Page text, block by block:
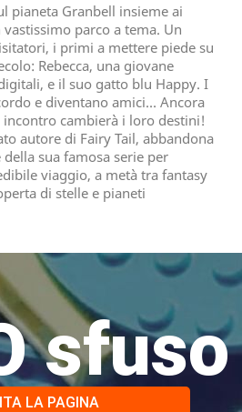
pianeta Granbell insieme ai
parco a tema. Un
i primi a mettere piede su
Rebecca, una giovane
e il suo gatto blu Happy. I
e diventano amici… Ancora
incontro cambierà i loro destini!
autore di Fairy Tail, abbandona
sua famosa serie per
viaggio, a metà tra fantasy
di stelle e pianeti
sfuso
LA PAGINA